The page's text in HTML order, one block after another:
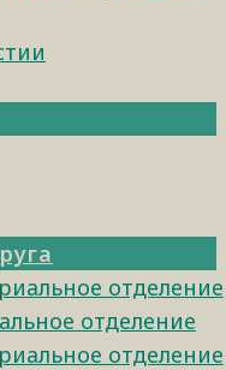
отделение
отделение
отделение